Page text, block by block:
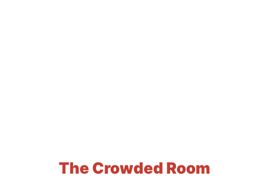
The Crowded Room